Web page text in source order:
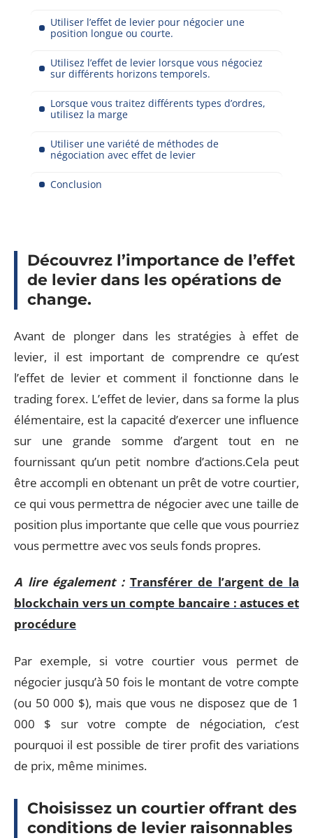
Utiliser l’effet de levier pour négocier une
position longue ou courte.
Utilisez l’effet de levier lorsque vous négociez
sur différents horizons temporels.
Lorsque vous traitez différents types d’ordres,
utilisez la marge
Utiliser une variété de méthodes de
négociation avec effet de levier
Conclusion
Découvrez l’importance de l’effet
de levier dans les opérations de
change.
Avant de plonger dans les stratégies à effet de
levier, il est important de comprendre ce qu’est
l’effet de levier et comment il fonctionne dans le
trading forex. L’effet de levier, dans sa forme la plus
élémentaire, est la capacité d’exercer une influence
sur une grande somme d’argent tout en ne
fournissant qu’un petit nombre d’actions.Cela peut
être accompli en obtenant un prêt de votre courtier,
ce qui vous permettra de négocier avec une taille de
position plus importante que celle que vous pourriez
vous permettre avec vos seuls fonds propres.
A lire également : Transférer de l’argent de la
blockchain vers un compte bancaire : astuces et
procédure
Par exemple, si votre courtier vous permet de
négocier jusqu’à 50 fois le montant de votre compte
(ou 50 000 $), mais que vous ne disposez que de 1
000 $ sur votre compte de négociation, c’est
pourquoi il est possible de tirer profit des variations
de prix, même minimes.
Choisissez un courtier offrant des
conditions de levier raisonnables